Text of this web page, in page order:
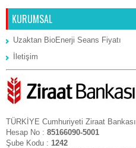
KURUMSAL
Uzaktan BioEnerji Seans Fiyatı
İletişim
TÜRKİYE Cumhuriyeti Ziraat Bankası
Hesap No : 85166090-5001
Şube Kodu : 1242